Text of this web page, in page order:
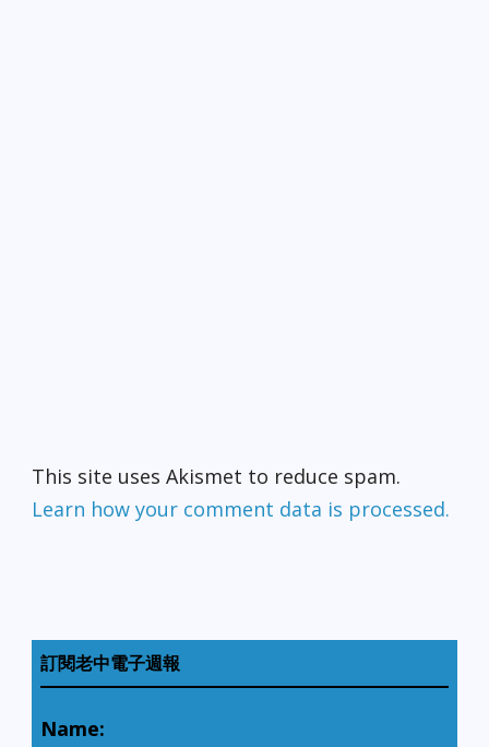
This site uses Akismet to reduce spam.
Learn how your comment data is processed.
訂閱老中電子週報
Name: